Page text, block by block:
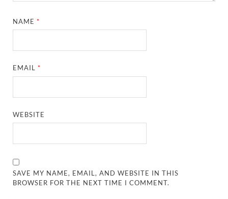
NAME*
EMAIL*
WEBSITE
SAVE MY NAME, EMAIL, AND WEBSITE IN THIS
BROWSER FOR THE NEXT TIME I COMMENT.